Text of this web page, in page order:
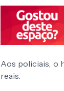
Aos policiais, o
reais.